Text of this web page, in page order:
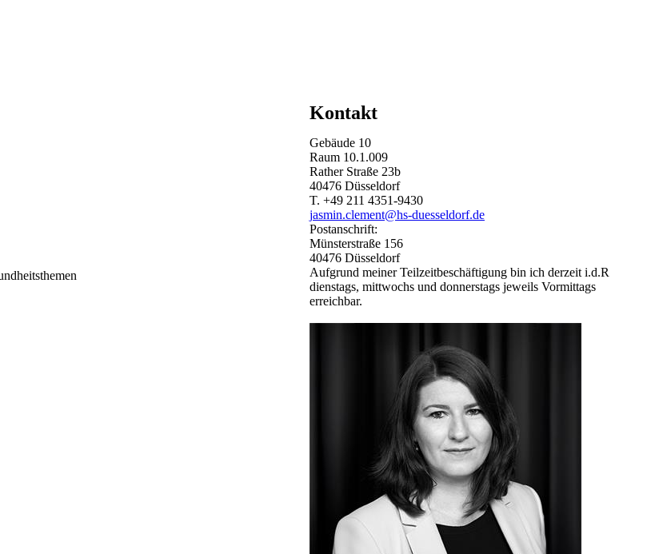
Kontakt
Gebäude 10
Raum 10.1.009
Rather Straße 23b
40476 Düsseldorf
T. +49 211 4351-9430
jasmin.clement@hs-duesseldorf.de
Postanschrift:
Münsterstraße 156
40476 Düsseldorf
Aufgrund meiner Teilzeitbeschäftigung bin ich derzeit i.d.R
dienstags, mittwochs und donnerstags jeweils Vormittags
erreichbar.